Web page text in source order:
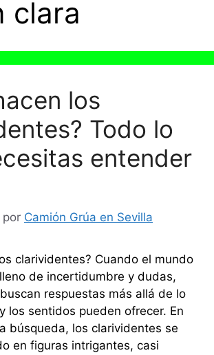
clara
los
Todo lo
entender
por Camión Grúa en Sevilla
clarividentes? Cuando el mundo
de incertidumbre y dudas,
respuestas más allá de lo
los sentidos pueden ofrecer. En
búsqueda, los clarividentes se
en figuras intrigantes, casi